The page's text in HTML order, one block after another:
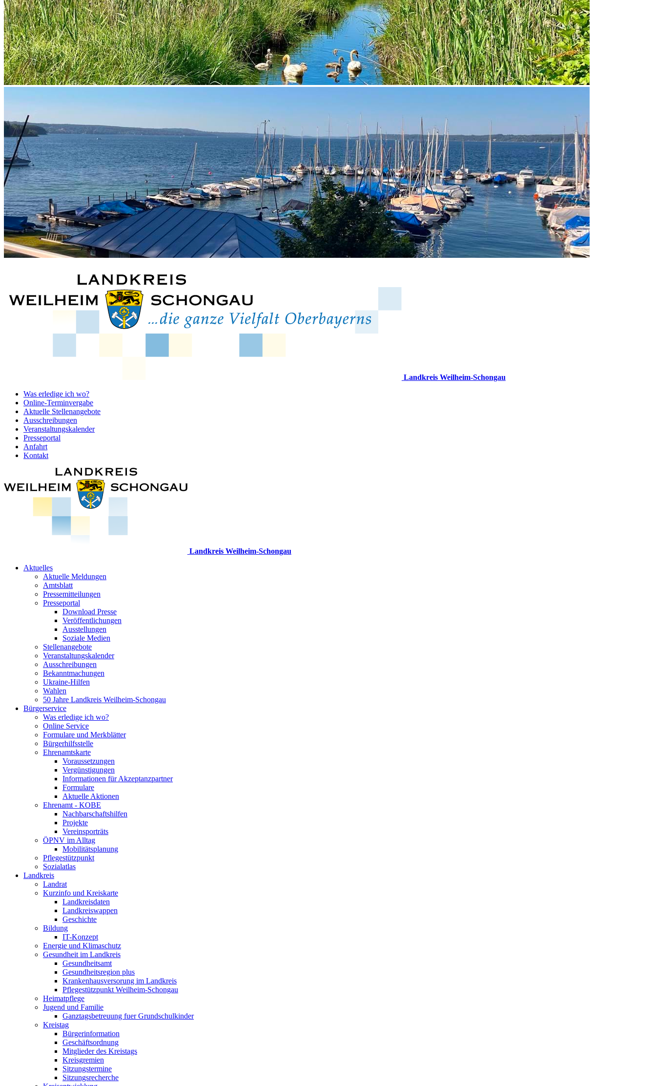
Landkreis Weilheim-Schongau
Was erledige ich wo?
Online-Terminvergabe
Aktuelle Stellenangebote
Ausschreibungen
Veranstaltungskalender
Presseportal
Anfahrt
Kontakt
Landkreis Weilheim-Schongau
Aktuelles
Aktuelle Meldungen
Amtsblatt
Pressemitteilungen
Presseportal
Download Presse
Veröffentlichungen
Ausstellungen
Soziale Medien
Stellenangebote
Veranstaltungskalender
Ausschreibungen
Bekanntmachungen
Ukraine-Hilfen
Wahlen
50 Jahre Landkreis Weilheim-Schongau
Bürgerservice
Was erledige ich wo?
Online Service
Formulare und Merkblätter
Bürgerhilfsstelle
Ehrenamtskarte
Voraussetzungen
Vergünstigungen
Informationen für Akzeptanzpartner
Formulare
Aktuelle Aktionen
Ehrenamt - KOBE
Nachbarschaftshilfen
Projekte
Vereinsporträts
ÖPNV im Alltag
Mobilitätsplanung
Pflegestützpunkt
Sozialatlas
Landkreis
Landrat
Kurzinfo und Kreiskarte
Landkreisdaten
Landkreiswappen
Geschichte
Bildung
IT-Konzept
Energie und Klimaschutz
Gesundheit im Landkreis
Gesundheitsamt
Gesundheitsregion plus
Krankenhausversorung im Landkreis
Pflegestützpunkt Weilheim-Schongau
Heimatpflege
Jugend und Familie
Ganztagsbetreuung fuer Grundschulkinder
Kreistag
Bürgerinformation
Geschäftsordnung
Mitglieder des Kreistags
Kreisgremien
Sitzungstermine
Sitzungsrecherche